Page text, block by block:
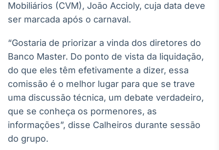
Broadcast
APIs para
integração de
dados
Broadcast
headlines de
Mobiliários (CVM), João Accioly, cuja data deve
ser marcada após o carnaval.
“Gostaria de priorizar a vinda dos diretores do
Banco Master. Do ponto de vista da liquidação,
do que eles têm efetivamente a dizer, essa
comissão é o melhor lugar para que se trave
uma discussão técnica, um debate verdadeiro,
que se conheça os pormenores, as
informações”, disse Calheiros durante sessão
do grupo.